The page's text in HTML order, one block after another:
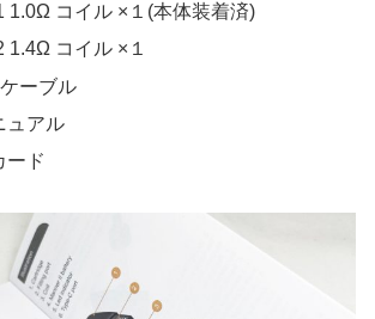
1.0Ω コイル ×１(本体装着済)
1.4Ω コイル ×１
ーブル
ュアル
ード